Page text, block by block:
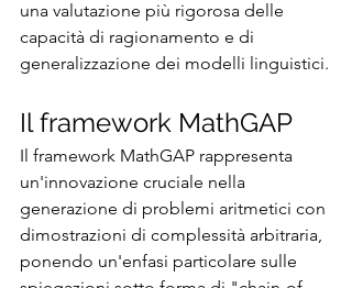
una valutazione più rigorosa delle
capacità di ragionamento e di
generalizzazione dei modelli linguistici.
Il framework MathGAP
Il framework MathGAP rappresenta
un'innovazione cruciale nella
generazione di problemi aritmetici con
dimostrazioni di complessità arbitraria,
ponendo un'enfasi particolare sulle